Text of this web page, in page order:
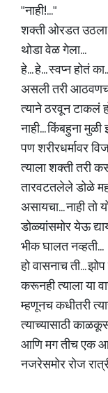
"नाही!..."
शक्ती ओरडत उठला!
थोडा वेळ गेला...
हे... हे... स्वप्न होतं
असली तरी
त्याने ठरवून टाकलं
नाही... किंबहुना
पण शरीरधर्मावर
त्याला शक्ती तरी
तारवटतलेले डोळे
असायचा... नाही तो
डोळ्यांसमोर येऊ
भीक घालत नव्हती...
हो वासनाच ती...
करूनही त्याला या
म्हणूनच कधीतरी
त्याच्यासाठी
आणि मग तीच एक
नजरेसमोर रोज